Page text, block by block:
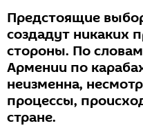
Предстоящие
создадут никаких
стороны. По
Армении по
неизменна,
процессы,
стране.